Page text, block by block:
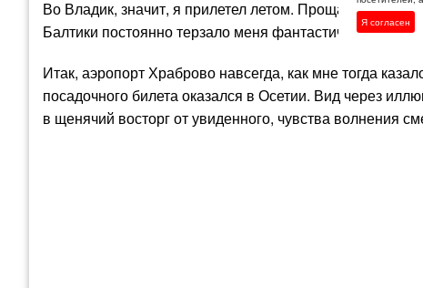
Во Владик, значит, я прилетел летом. Прощание с
Балтики постоянно терзало меня фантастическими
Итак, аэропорт Храброво навсегда, как мне тогда
посадочного билета оказался в Осетии. Вид через
в щенячий восторг от увиденного, чувства волнения
Я согласен